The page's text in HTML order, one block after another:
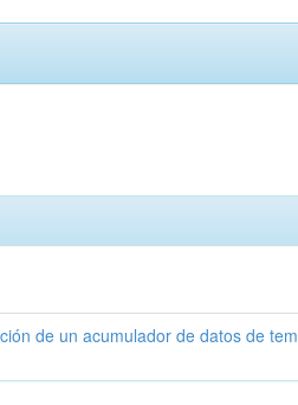
de un acumulador de datos de